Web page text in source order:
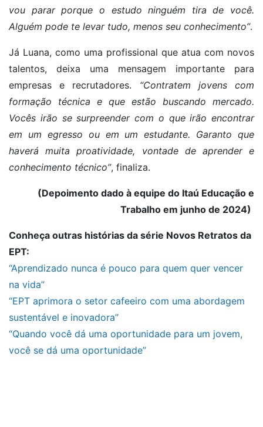
vou parar porque o estudo ninguém tira de você.
Alguém pode te levar tudo, menos seu conhecimento”.
Já Luana, como uma profissional que atua com novos
talentos, deixa uma mensagem importante para
empresas e recrutadores. “Contratem jovens com
formação técnica e que estão buscando mercado.
Vocês irão se surpreender com o que irão encontrar
em um egresso ou em um estudante. Garanto que
haverá muita proatividade, vontade de aprender e
conhecimento técnico”, finaliza.
(Depoimento dado à equipe do Itaú Educação e
Trabalho em junho de 2024)
Conheça outras histórias da série Novos Retratos da
EPT:
“Aprendizado nunca é pouco para quem quer vencer
na vida”
“EPT aprimora o setor cafeeiro com uma abordagem
sustentável e inovadora”
“Quando você dá uma oportunidade para um jovem,
você se dá uma oportunidade”